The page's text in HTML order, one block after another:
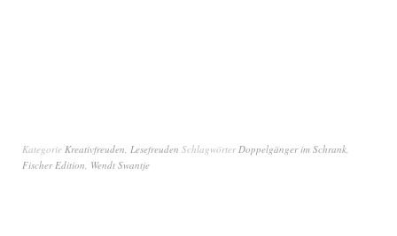
Kategorie Kreativfreuden Lesefreuden Schlagwörter Doppelgänger im Schrank
Fischer Edition Wendt Swantje